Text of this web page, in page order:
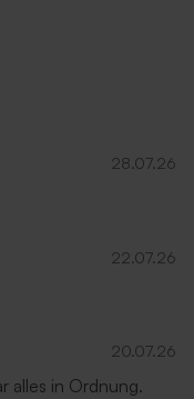
28.07.26
22.07.26
20.07.26
alles in Ordnung.